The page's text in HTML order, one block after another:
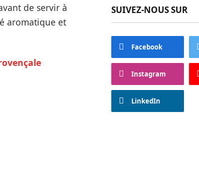
de servir à
aromatique et
SUIVEZ-NOUS SUR
Facebook
Instagram
LinkedIn